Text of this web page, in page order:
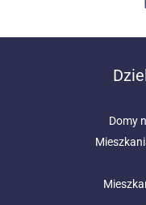
Domy